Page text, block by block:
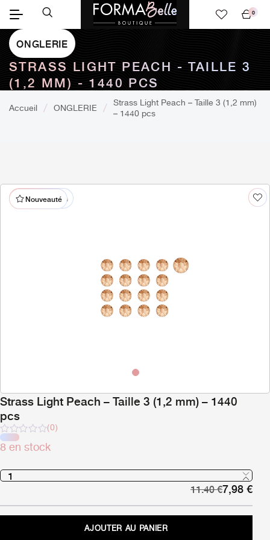
panier
0
ONGLERIE
STRASS LIGHT PEACH - TAILLE 3
(1,2 MM) - 1440 PCS
Accueil ONGLERIE
Strass Light Peach – Taille 3 (1,2 mm)
– 1440 pcs
% En promotion
Nouveauté
Strass Light Peach – Taille 3 (1,2 mm) – 1440
pcs
Note
sur
(0)
8 en stock
11.40€Le
prix
initial
7,98€Le
prix
AJOUTER AU PANIER